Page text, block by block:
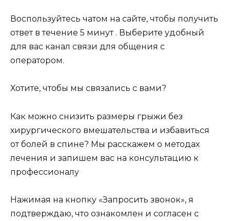
Воспользуйтесь чатом на сайте, чтобы получить
ответ в течение 5 минут . Выберите удобный
для вас канал связи для общения с
оператором.
Хотите, чтобы мы связались с вами?
Как можно снизить размеры грыжи без
хирургического вмешательства и избавиться
от болей в спине? Мы расскажем о методах
лечения и запишем вас на консультацию к
профессионалу
Нажимая на кнопку «Запросить звонок», я
подтверждаю, что ознакомлен и согласен с